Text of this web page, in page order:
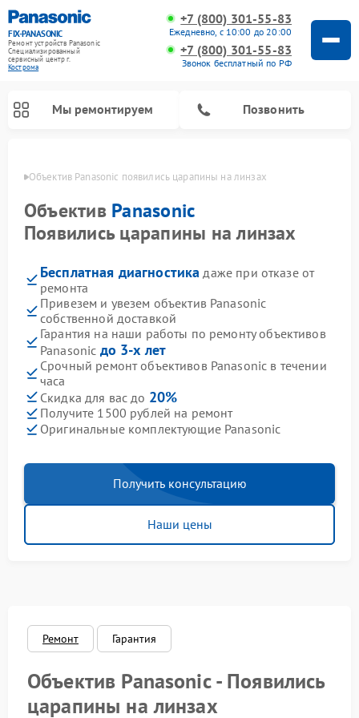
FIX-PANASONIC
Ремонт устройств Panasonic
Специализированный
cервисный центр г.
Кострома
+7 (800) 301-55-83
Ежедневно, с 10:00 до 20:00
+7 (800) 301-55-83
Звонок бесплатный по РФ
Мы ремонтируем Позвонить
Объектив Panasonic появились царапины на линзах
Объектив Panasonic
Появились царапины на линзах
Бесплатная диагностика даже при отказе от
ремонта
Привезем и увезем объектив Panasonic
собственной доставкой
Гарантия на наши работы по ремонту объективов
Panasonic до 3-х лет
Срочный ремонт объективов Panasonic в течении
часа
Скидка для вас до 20%
Получите 1500 рублей на ремонт
Оригинальные комплектующие Panasonic
Получить консультацию
Наши цены
Ремонт Гарантия
Объектив Panasonic - Появились
царапины на линзах